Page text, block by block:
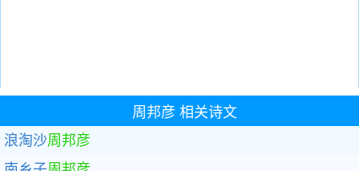
周邦彦 相关诗文
浪淘沙周邦彦